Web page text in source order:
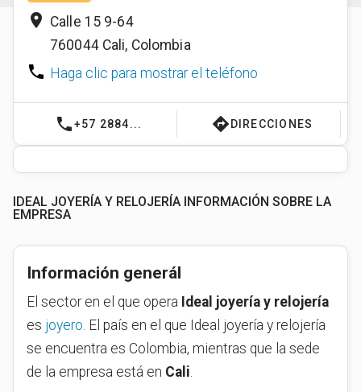
place Calle 15 9-64
760044 Cali, Colombia
phone Haga clic para mostrar el teléfono
phone+57 2884... directions DIRECCIONES
IDEAL JOYERÍA Y RELOJERÍA INFORMACIÓN SOBRE LA
EMPRESA
Información generál
El sector en el que opera Ideal joyería y relojería
es joyero. El país en el que Ideal joyería y relojería
se encuentra es Colombia, mientras que la sede
de la empresa está en Cali.